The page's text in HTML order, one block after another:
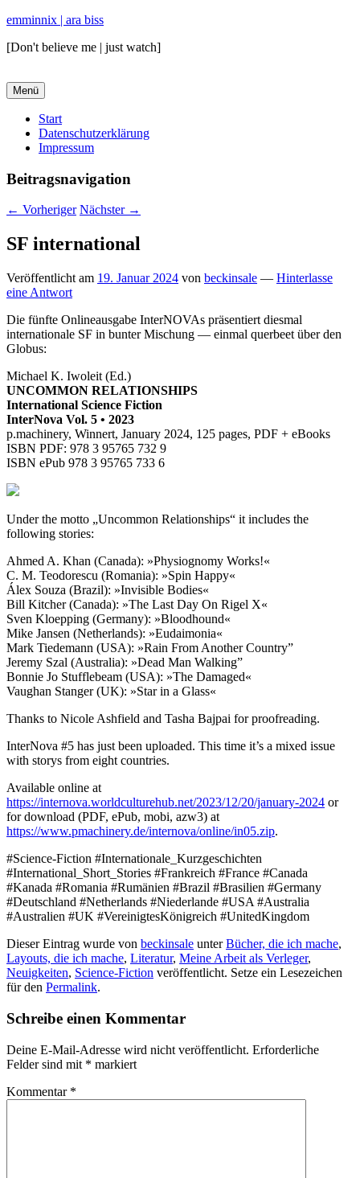
emminnix | ara biss
[Don't believe me | just watch]
Menü
Primäres
Menü
Start
Datenschutzerklärung
Impressum
Beitragsnavigation
← Vorheriger Nächster →
SF international
Veröffentlicht am 19. Januar 2024 von beckinsale — Hinterlasse
eine Antwort
Die fünfte Onlineausgabe InterNOVAs präsentiert diesmal
internationale SF in bunter Mischung — einmal querbeet über den
Globus:
Michael K. Iwoleit (Ed.)
UNCOMMON RELATIONSHIPS
International Science Fiction
InterNova Vol. 5 • 2023
p.machinery, Winnert, January 2024, 125 pages, PDF + eBooks
ISBN PDF: 978 3 95765 732 9
ISBN ePub 978 3 95765 733 6
Under the motto „Uncommon Relationships“ it includes the
following stories:
Ahmed A. Khan (Canada): »Physiognomy Works!«
C. M. Teodorescu (Romania): »Spin Happy«
Álex Souza (Brazil): »Invisible Bodies«
Bill Kitcher (Canada): »The Last Day On Rigel X«
Sven Kloepping (Germany): »Bloodhound«
Mike Jansen (Netherlands): »Eudaimonia«
Mark Tiedemann (USA): »Rain From Another Country”
Jeremy Szal (Australia): »Dead Man Walking”
Bonnie Jo Stufflebeam (USA): »The Damaged«
Vaughan Stanger (UK): »Star in a Glass«
Thanks to Nicole Ashfield and Tasha Bajpai for proofreading.
InterNova #5 has just been uploaded. This time it’s a mixed issue
with storys from eight countries.
Available online at
https://internova.worldculturehub.net/2023/12/20/january-2024 or
for download (PDF, ePub, mobi, azw3) at
https://www.pmachinery.de/internova/online/in05.zip.
#Science-Fiction #Internationale_Kurzgeschichten
#International_Short_Stories #Frankreich #France #Canada
#Kanada #Romania #Rumänien #Brazil #Brasilien #Germany
#Deutschland #Netherlands #Niederlande #USA #Australia
#Australien #UK #VereinigtesKönigreich #UnitedKingdom
Dieser Eintrag wurde von beckinsale unterBücher, die ich mache,
Layouts, die ich mache, Literatur, Meine Arbeit als Verleger,
Neuigkeiten, Science-Fiction veröffentlicht. Setze ein Lesezeichen
für den Permalink.
Schreibe einen Kommentar
Deine E-Mail-Adresse wird nicht veröffentlicht. Erforderliche
Felder sind mit * markiert
Kommentar *